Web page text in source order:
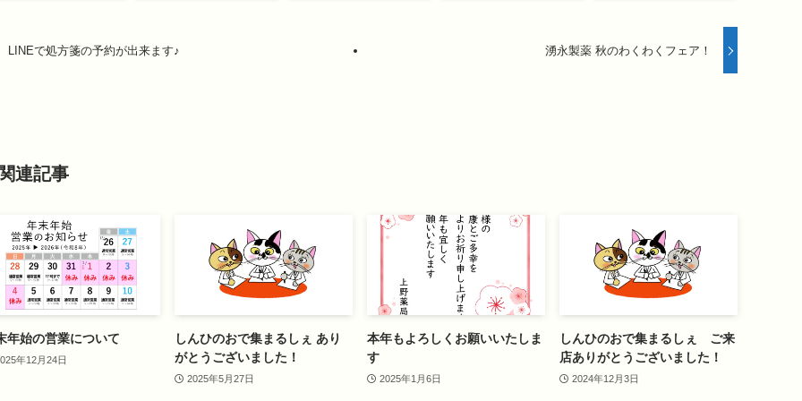
LINEで処方箋の予約が出来ます♪ 湧永製薬 秋のわくわくフェア！
連記事
年始の営業について
年12月24日
しんひのおで集まるしぇ あり
がとうございました！
2025年5月27日
本年もよろしくお願いいたしま
す
2025年1月6日
しんひのおで集まるしぇ ご来
店ありがとうございました！
2024年12月3日